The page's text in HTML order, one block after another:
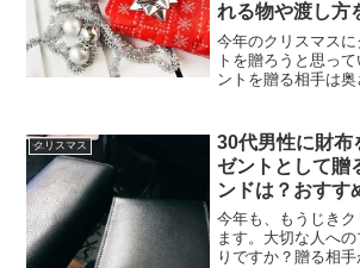
れる物や渡し方
今年のクリスマス
トを贈ろうと思っ
ントを贈る相手は奥
かと思います。こ
なっている30代シ
クリスマス
30代男性に財布
ゼントとして贈
ンドは？おすす
ラーを紹介
今年も、もうじき
ます。大切な人へ
りですか？贈る相